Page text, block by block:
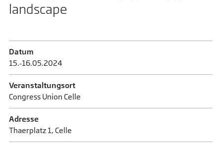
landscape
Datum
15.‑16.​05.​2024
Veranstaltungsort
Congress Union Celle
Adresse
Thaerplatz 1, Celle